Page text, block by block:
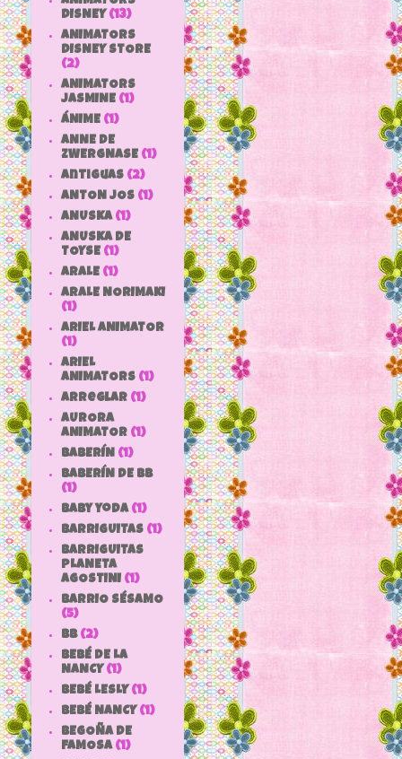
DISNEY (13)
ANIMATORS
DISNEY STORE
(2)
ANIMATORS
JASMINE (1)
ÁNIME (1)
ANNE DE
ZWERGNASE (1)
antiguas (2)
ANTON JOS (1)
ANUSKA (1)
ANUSKA DE
TOYSE (1)
ARALE (1)
ARALE NORIMAKI
(1)
ARIEL ANIMATOR
(1)
ARIEL
ANIMATORS (1)
arreglar (1)
AURORA
ANIMATOR (1)
BABERÍN (1)
BABERÍN DE BB
(1)
baby yoda (1)
BARRIGUITAS (1)
BARRIGUITAS
PLANETA
AGOSTINI (1)
BARRIO SÉSAMO
(5)
bb (2)
BEBÉ DE LA
NANCY (1)
BEBÉ LESLY (1)
BEBÉ NANCY (1)
BEGOÑA DE
FAMOSA (1)